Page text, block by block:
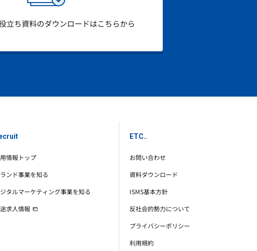
立ち資料のダウンロードはこちらから
情報トップ
ンド事業を知る
タルマーケティング事業を知る
求人情報
ETC..
お問い合わせ
資料ダウンロード
ISMS基本方針
反社会的勢力について
プライバシーポリシー
利用規約